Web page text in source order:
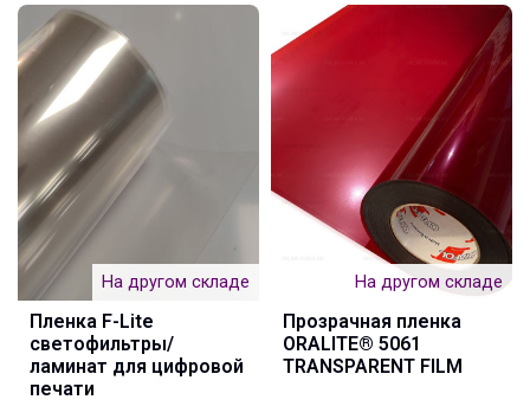
На другом складе
Пленка F-Lite
светофильтры/
ламинат для цифровой
печати
На другом складе
Прозрачная пленка
ORALITE® 5061
TRANSPARENT FILM